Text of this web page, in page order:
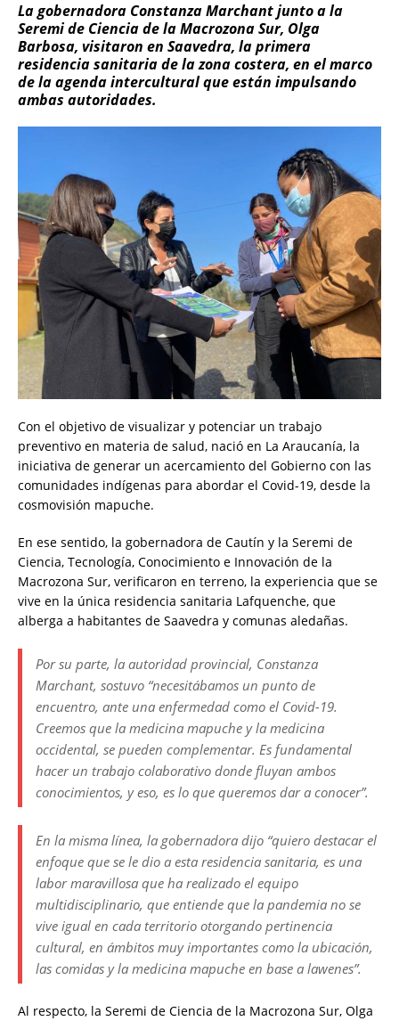
La gobernadora Constanza Marchant junto a la
Seremi de Ciencia de la Macrozona Sur, Olga
Barbosa, visitaron en Saavedra, la primera
residencia sanitaria de la zona costera, en el marco
de la agenda intercultural que están impulsando
ambas autoridades.
Con el objetivo de visualizar y potenciar un trabajo
preventivo en materia de salud, nació en La Araucanía, la
iniciativa de generar un acercamiento del Gobierno con las
comunidades indígenas para abordar el Covid-19, desde la
cosmovisión mapuche.
En ese sentido, la gobernadora de Cautín y la Seremi de
Ciencia, Tecnología, Conocimiento e Innovación de la
Macrozona Sur, verificaron en terreno, la experiencia que se
vive en la única residencia sanitaria Lafquenche, que
alberga a habitantes de Saavedra y comunas aledañas.
Por su parte, la autoridad provincial, Constanza
Marchant, sostuvo “necesitábamos un punto de
encuentro, ante una enfermedad como el Covid-19.
Creemos que la medicina mapuche y la medicina
occidental, se pueden complementar. Es fundamental
hacer un trabajo colaborativo donde fluyan ambos
conocimientos, y eso, es lo que queremos dar a conocer”.
En la misma línea, la gobernadora dijo “quiero destacar el
enfoque que se le dio a esta residencia sanitaria, es una
labor maravillosa que ha realizado el equipo
multidisciplinario, que entiende que la pandemia no se
vive igual en cada territorio otorgando pertinencia
cultural, en ámbitos muy importantes como la ubicación,
las comidas y la medicina mapuche en base a lawenes”.
Al respecto, la Seremi de Ciencia de la Macrozona Sur, Olga